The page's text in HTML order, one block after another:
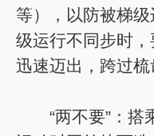
等），以防被梯
级运行不同步时
迅速迈出，跨过
“两不要”：搭